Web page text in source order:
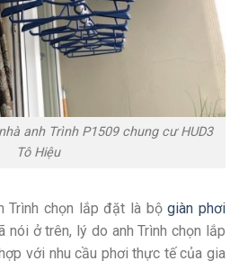
anh Trình P1509 chung cư HUD3
Tô Hiệu
Trình chọn lắp đặt là bộgiàn phơi
nói ở trên, lý do anh Trình chọn lắp
với nhu cầu phơi thực tế của gia